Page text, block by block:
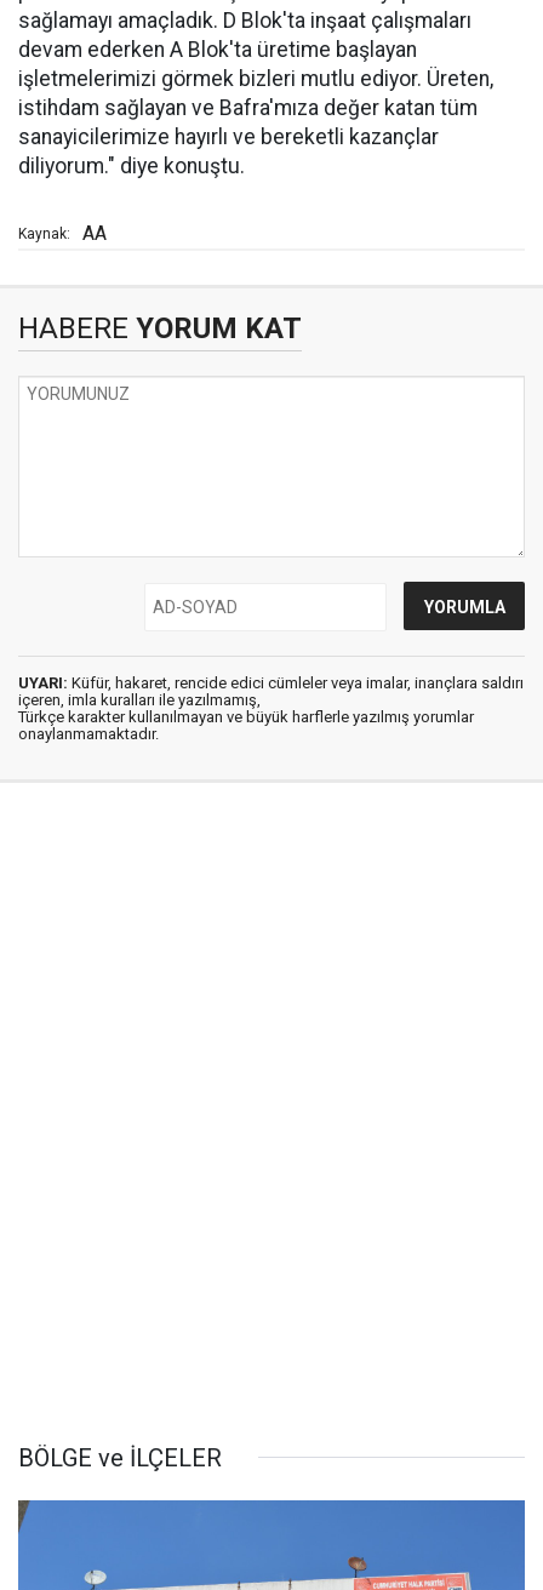
sağlamayı amaçladık. D Blok'ta inşaat çalışmaları
devam ederken A Blok'ta üretime başlayan
işletmelerimizi görmek bizleri mutlu ediyor. Üreten,
istihdam sağlayan ve Bafra'mıza değer katan tüm
sanayicilerimize hayırlı ve bereketli kazançlar
diliyorum." diye konuştu.
Kaynak: AA
HABERE YORUM KAT
UYARI: Küfür, hakaret, rencide edici cümleler veya imalar, inançlara saldırı
içeren, imla kuralları ile yazılmamış,
Türkçe karakter kullanılmayan ve büyük harflerle yazılmış yorumlar
onaylanmamaktadır.
BÖLGE ve İLÇELER